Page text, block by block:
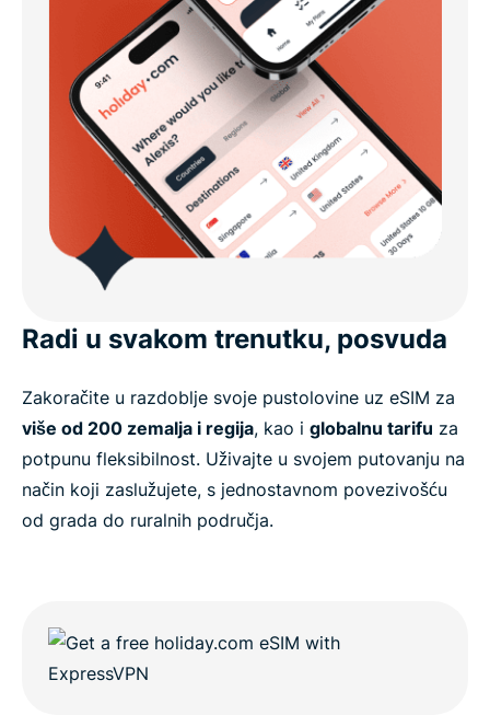
Radi u svakom trenutku, posvuda
Zakoračite u razdoblje svoje pustolovine uz eSIM za
više od 200 zemalja i regija, kao i globalnu tarifu za
potpunu fleksibilnost. Uživajte u svojem putovanju na
način koji zaslužujete, s jednostavnom povezivošću
od grada do ruralnih područja.